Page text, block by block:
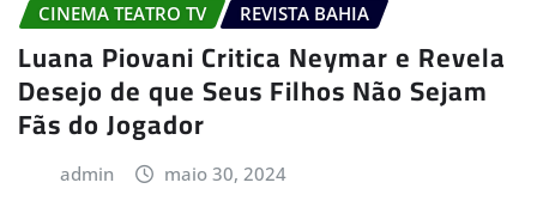
CINEMA TEATRO TV REVISTA BAHIA
Luana Piovani Critica Neymar e Revela
Desejo de que Seus Filhos Não Sejam
Fãs do Jogador
admin maio 30, 2024